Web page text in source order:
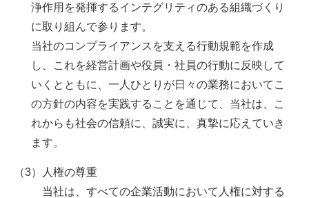
浄作用を発揮するインテグリティのある組織づくり
に取り組んで参ります。
当社のコンプライアンスを支える行動規範を作成
し、これを経営計画や役員・社員の行動に反映して
いくとともに、一人ひとりが日々の業務においてこ
の方針の内容を実践することを通じて、当社は、こ
れからも社会の信頼に、誠実に、真摯に応えていき
ます。
（3）人権の尊重
当社は、すべての企業活動において人権に対する